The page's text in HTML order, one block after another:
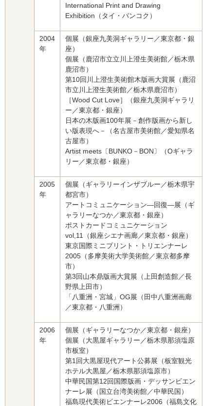
International Print and Drawing
Exhibition（タイ・バンコク）
2004
年
個展（銀座九美洞ギャラリー／東京都・銀
座）
個展（鹿沼市立立川上澄生美術館／栃木県
鹿沼市）
第10回川上澄生美術館木版画大賞展（鹿沼
市立川上澄生美術館／栃木県鹿沼市）
［Wood Cut Love］（銀座九美洞ギャラリ
ー／東京都・銀座）
日本の木版画100年展－創作版画から新し
い版表現へ－（名古屋市美術館／愛知県名
古屋市）
Artist meets〔BUNKO－BON〕（Oギャラ
リー／東京都・銀座）
2005
年
個展（ギャラリーインザブルー／栃木県宇
都宮市）
アートコミュニケーション—回復—展（ギ
ャラリーなつか／東京都・銀座）
ポストカードコミュニケーション
vol,11（銀座シエナ画廊／東京都・銀座）
東京国際ミニプリント・トリエンナーレ
2005（多摩美術大学美術館／東京都多摩
市）
第3回山本鼎版画大賞展（上田創造館／長
野県上田市）
「八重洲・宮城」OG展（田中八重洲画廊
／東京都・八重洲）
2006
年
個展（ギャラリーなつか／東京都・銀座）
個展（大黒屋ギャラリー／栃木県那須塩原
市板室）
第1回大黒屋現代アート公募展（板室観光
ホテル大黒屋／栃木県那須塩原市）
中華民国第12回国際版画・デッサンビエン
ナーレ展（国立台湾美術館／中華民国）
福島現代美術ビエンナーレ2006（福島文化